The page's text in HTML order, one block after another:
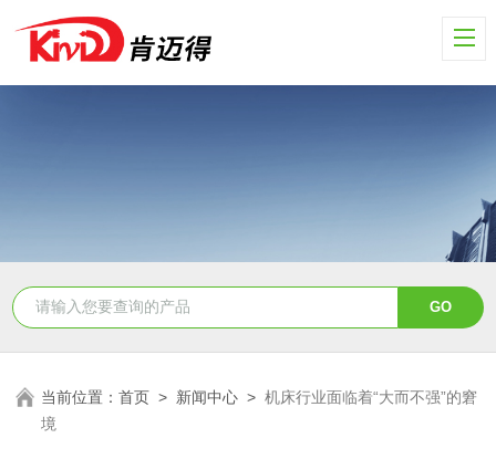
当前位置：首页 > 新闻中心 >机床行业面临着“大而不强”的窘
境